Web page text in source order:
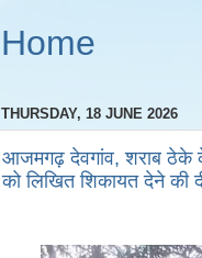
Home
THURSDAY, 18 JUNE 2026
आजमगढ़ देवगांव, शराब ठेके के
को लिखित शिकायत देने की